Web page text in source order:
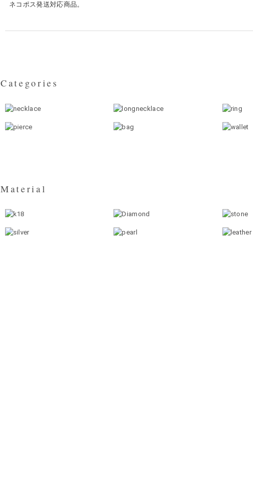
ネコポス発送対応商品。
Categories
Material